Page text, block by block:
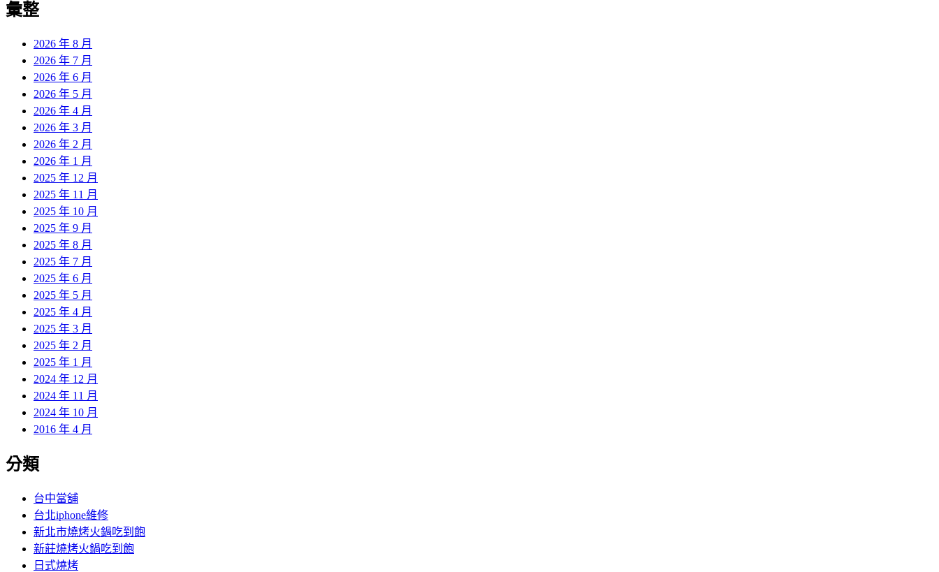
彙整
2026 年 8 月
2026 年 7 月
2026 年 6 月
2026 年 5 月
2026 年 4 月
2026 年 3 月
2026 年 2 月
2026 年 1 月
2025 年 12 月
2025 年 11 月
2025 年 10 月
2025 年 9 月
2025 年 8 月
2025 年 7 月
2025 年 6 月
2025 年 5 月
2025 年 4 月
2025 年 3 月
2025 年 2 月
2025 年 1 月
2024 年 12 月
2024 年 11 月
2024 年 10 月
2016 年 4 月
分類
台中當舖
台北iphone維修
新北市燒烤火鍋吃到飽
新莊燒烤火鍋吃到飽
日式燒烤